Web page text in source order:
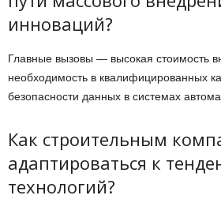
инноваций?
Главные вызовы — высокая стоимость
необходимость в квалифицированных
безопасности данных в системах
Как строительным
адаптироваться к
технологий?